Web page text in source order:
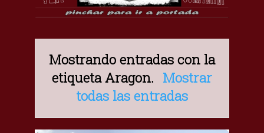
Mostrando entradas con la
etiquetaAragon. Mostrar
todas las entradas